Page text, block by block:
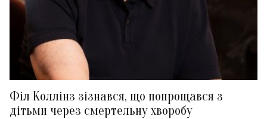
Філ Коллінз зізнався, що попрощався з
дітьми через смертельну хворобу